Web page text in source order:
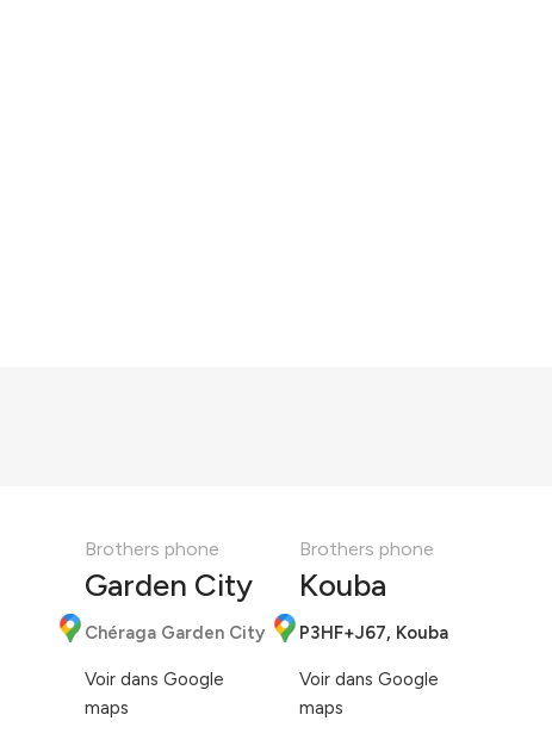
Brothers phone
Garden City
Chéraga Garden City
Voir dans Google
maps
Brothers phone
Kouba
P3HF+J67, Kouba
Voir dans Google
maps